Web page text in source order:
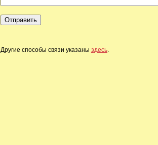
Другие способы связи указаны здесь.